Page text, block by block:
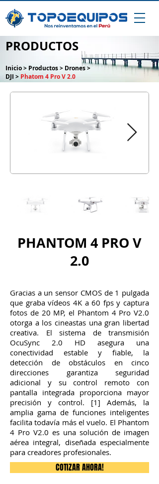
PRODUCTOS
Inicio> Productos> Drones>
DJI > Phatom 4 Pro V 2.0
PHANTOM 4 PRO V
2.0
Gracias a un sensor CMOS de 1 pulgada
que graba vídeos 4K a 60 fps y captura
fotos de 20 MP, el Phantom 4 Pro V2.0
otorga a los cineastas una gran libertad
creativa. El sistema de transmisión
OcuSync 2.0 HD asegura una
conectividad estable y fiable, la
detección de obstáculos en cinco
direcciones garantiza seguridad
adicional y su control remoto con
pantalla integrada proporciona mayor
precisión y control. [1] Además, la
amplia gama de funciones inteligentes
facilita todavía más el vuelo. El Phantom
4 Pro V2.0 es una solución de imagen
aérea integral, diseñada especialmente
para creadores profesionales.
COTIZAR AHORA!